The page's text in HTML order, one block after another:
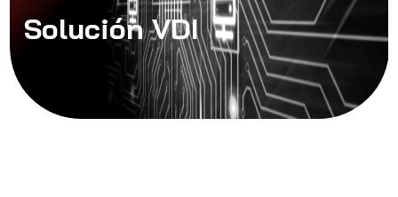
Solución VDI